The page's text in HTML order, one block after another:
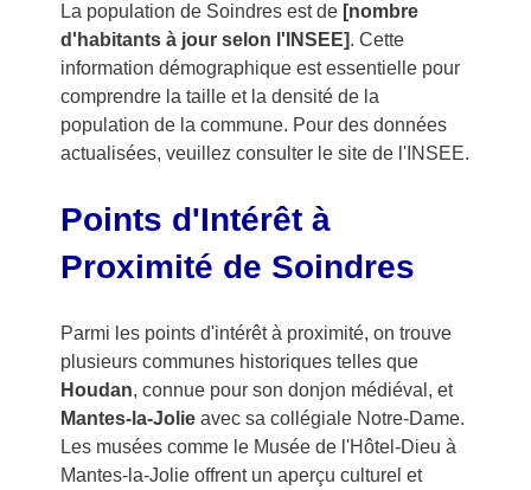
La population de Soindres est de [nombre
d'habitants à jour selon l'INSEE]. Cette
information démographique est essentielle pour
comprendre la taille et la densité de la
population de la commune. Pour des données
actualisées, veuillez consulter le site de l'INSEE.
Points d'Intérêt à
Proximité de Soindres
Parmi les points d'intérêt à proximité, on trouve
plusieurs communes historiques telles que
Houdan, connue pour son donjon médiéval, et
Mantes-la-Jolieavec sa collégiale Notre-Dame.
Les musées comme le Musée de l'Hôtel-Dieu à
Mantes-la-Jolie offrent un aperçu culturel et